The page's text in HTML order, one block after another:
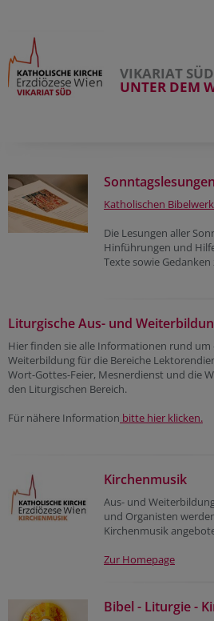
VIKARIAT SÜD
UNTER DEM
Katholischen
Die Lesungen aller
Hinführungen und
Texte sowie
Liturgische Aus- und
Hier finden sie alle Informationen rund um
Weiterbildung für die Bereiche
Wort-Gottes-Feier, Mesnerdienst und die
den Liturgischen Bereich.
Für nähere Information bitte hier klicken.
Kirchenmusik
Aus- und
und Organisten
Kirchenmusik
Zur Homepage
Bibel - Liturgie -